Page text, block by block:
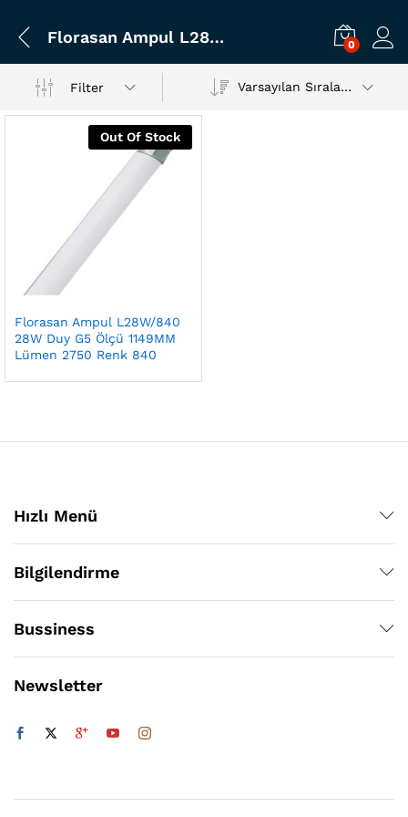
Florasan Ampul L28W/840 28W Duy G5 Ölçü 1149MM Lümen 2750 Renk 840 0
Filter Varsayılan Sıralama
Out Of Stock
Florasan Ampul L28W/840
28W Duy G5 Ölçü 1149MM
Lümen 2750 Renk 840
Hızlı Menü
Bilgilendirme
Bussiness
Newsletter